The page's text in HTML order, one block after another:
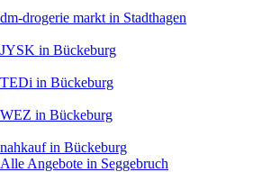
dm-drogerie markt in Stadthagen
JYSK in Bückeburg
TEDi in Bückeburg
WEZ in Bückeburg
nahkaufin Bückeburg
Alle Angebote in Seggebruch